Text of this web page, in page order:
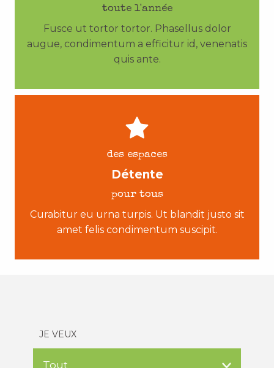
toute l'année
Fusce ut tortor tortor. Phasellus dolor
augue, condimentum a efficitur id, venenatis
quis ante.
des espaces
Détente
pour tous
Curabitur eu urna turpis. Ut blandit justo sit
amet felis condimentum suscipit.
JE VEUX